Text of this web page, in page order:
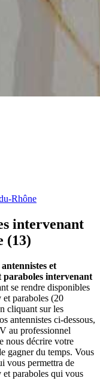
Rhône
intervenant
(13)
antennistes et
paraboles intervenant
se rendre disponibles
paraboles (20
cliquant sur les
antennistes ci-dessous,
au professionnel
nous décrire votre
gagner du temps. Vous
vous permettra de
paraboles qui vous